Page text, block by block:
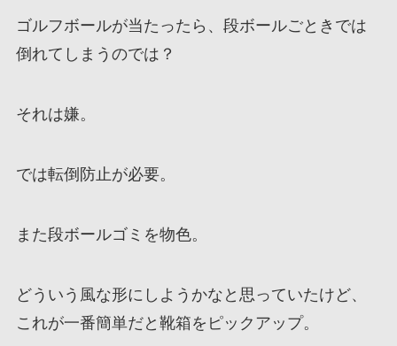
ゴルフボールが当たったら、段ボールごときでは
倒れてしまうのでは？
それは嫌。
では転倒防止が必要。
また段ボールゴミを物色。
どういう風な形にしようかなと思っていたけど、
これが一番簡単だと靴箱をピックアップ。